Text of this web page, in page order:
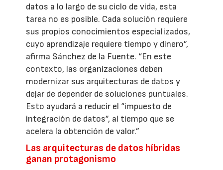
datos a lo largo de su ciclo de vida, esta
tarea no es posible. Cada solución requiere
sus propios conocimientos especializados,
cuyo aprendizaje requiere tiempo y dinero”,
afirma Sánchez de la Fuente. “En este
contexto, las organizaciones deben
modernizar sus arquitecturas de datos y
dejar de depender de soluciones puntuales.
Esto ayudará a reducir el “impuesto de
integración de datos”, al tiempo que se
acelera la obtención de valor.”
Las arquitecturas de datos híbridas
ganan protagonismo